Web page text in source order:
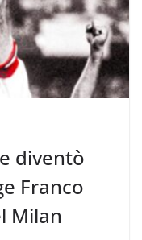
diventò
Franco
Milan